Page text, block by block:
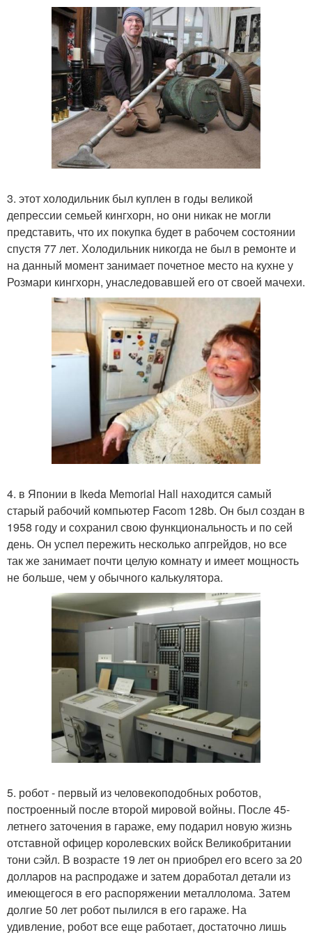
3. этот холодильник был куплен в годы великой
депрессии семьей кингхорн, но они никак не могли
представить, что их покупка будет в рабочем состоянии
спустя 77 лет. Холодильник никогда не был в ремонте и
на данный момент занимает почетное место на кухне у
Розмари кингхорн, унаследовавшей его от своей мачехи.
4. в Японии в Ikeda Memorial Hall находится самый
старый рабочий компьютер Facom 128b. Он был создан в
1958 году и сохранил свою функциональность и по сей
день. Он успел пережить несколько апгрейдов, но все
так же занимает почти целую комнату и имеет мощность
не больше, чем у обычного калькулятора.
5. робот - первый из человекоподобных роботов,
построенный после второй мировой войны. После 45-
летнего заточения в гараже, ему подарил новую жизнь
отставной офицер королевских войск Великобритании
тони сэйл. В возрасте 19 лет он приобрел его всего за 20
долларов на распродаже и затем доработал детали из
имеющегося в его распоряжении металлолома. Затем
долгие 50 лет робот пылился в его гараже. На
удивление, робот все еще работает, достаточно лишь